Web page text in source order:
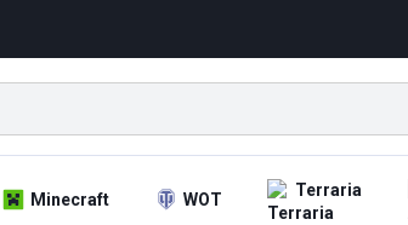
Minecraft WOT Terraria